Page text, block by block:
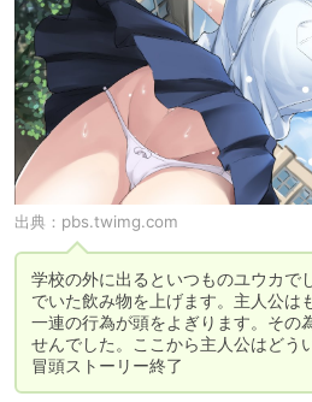
出典： pbs.twimg.com
学校の外に出るといつものユウカで
でいた飲み物を上げます。主人公は
一連の行為が頭をよぎります。その
せんでした。ここから主人公はどう
冒頭ストーリー終了